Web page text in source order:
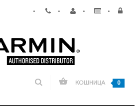
• • • •
КОШНИЦА 0